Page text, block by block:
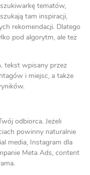
tematów,
tam inspiracji,
rekomendacji. Dlatego
pod algorytm, ale też
tekst wpisany przez
i miejsc, a także
odbiorca. Jeżeli
powinny naturalnie
media, Instagram dla
Meta Ads, content